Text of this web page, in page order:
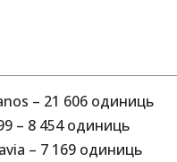
– 21 606 одиниць
– 8 454 одиниць
– 7 169 одиниць